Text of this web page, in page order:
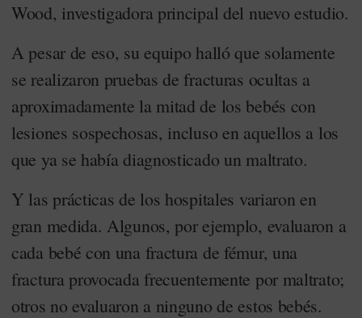
Wood, investigadora principal del nuevo estudio.
A pesar de eso, su equipo halló que solamente
se realizaron pruebas de fracturas ocultas a
aproximadamente la mitad de los bebés con
lesiones sospechosas, incluso en aquellos a los
que ya se había diagnosticado un maltrato.
Y las prácticas de los hospitales variaron en
gran medida. Algunos, por ejemplo, evaluaron a
cada bebé con una fractura de fémur, una
fractura provocada frecuentemente por maltrato;
otros no evaluaron a ninguno de estos bebés.